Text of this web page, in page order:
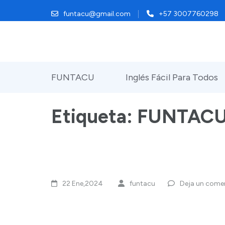
al
funtacu@gmail.com +57 3007760298
FUNTACU Inglés Fácil Para Todos
Etiqueta:
22 Ene,2024 funtacu Deja un